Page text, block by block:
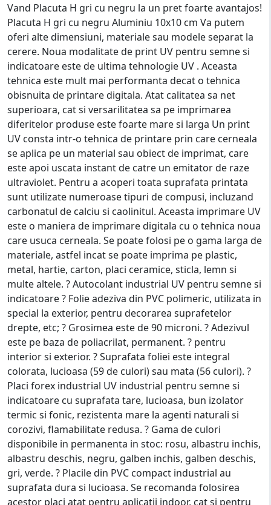
Vand Placuta H gri cu negru la un pret foarte avantajos!
Placuta H gri cu negru Aluminiu 10x10 cm Va putem
oferi alte dimensiuni, materiale sau modele separat la
cerere. Noua modalitate de print UV pentru semne si
indicatoare este de ultima tehnologie UV . Aceasta
tehnica este mult mai performanta decat o tehnica
obisnuita de printare digitala. Atat calitatea sa net
superioara, cat si versarilitatea sa pe imprimarea
diferitelor produse este foarte mare si larga Un print
UV consta intr-o tehnica de printare prin care cerneala
se aplica pe un material sau obiect de imprimat, care
este apoi uscata instant de catre un emitator de raze
ultraviolet. Pentru a acoperi toata suprafata printata
sunt utilizate numeroase tipuri de compusi, incluzand
carbonatul de calciu si caolinitul. Aceasta imprimare UV
este o maniera de imprimare digitala cu o tehnica noua
care usuca cerneala. Se poate folosi pe o gama larga de
materiale, astfel incat se poate imprima pe plastic,
metal, hartie, carton, placi ceramice, sticla, lemn si
multe altele. ? Autocolant industrial UV pentru semne si
indicatoare ? Folie adeziva din PVC polimeric, utilizata in
special la exterior, pentru decorarea suprafetelor
drepte, etc; ? Grosimea este de 90 microni. ? Adezivul
este pe baza de poliacrilat, permanent. ? pentru
interior si exterior. ? Suprafata foliei este integral
colorata, lucioasa (59 de culori) sau mata (56 culori). ?
Placi forex industrial UV industrial pentru semne si
indicatoare cu suprafata tare, lucioasa, bun izolator
termic si fonic, rezistenta mare la agenti naturali si
corozivi, flamabilitate redusa. ? Gama de culori
disponibile in permanenta in stoc: rosu, albastru inchis,
albastru deschis, negru, galben inchis, galben deschis,
gri, verde. ? Placile din PVC compact industrial au
suprafata dura si lucioasa. Se recomanda folosirea
acestor placi atat pentru aplicatii indoor, cat si pentru